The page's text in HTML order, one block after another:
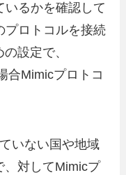
いるかを確認して
プロトコルを接続
設定で、
合Mimicプロトコ
いない国や地域
、対してMimicプ